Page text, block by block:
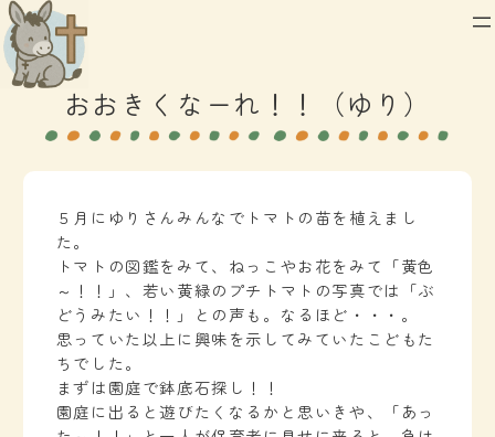
内
容
を
おおきくなーれ！！（ゆり）
５月にゆりさんみんなでトマトの苗を植えまし
た。
トマトの図鑑をみて、ねっこやお花をみて「黄色
～！！」、若い黄緑のプチトマトの写真では「ぶ
どうみたい！！」との声も。なるほど・・・。
思っていた以上に興味を示してみていたこどもた
ちでした。
まずは園庭で鉢底石探し！！
園庭に出ると遊びたくなるかと思いきや、「あっ